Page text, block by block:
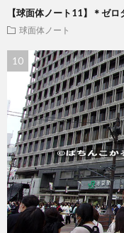
【球面体ノート11】＊ゼ
球面体ノート